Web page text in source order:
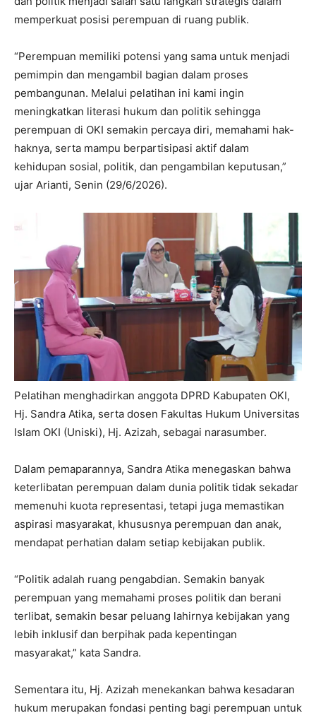
memperkuat posisi perempuan di ruang publik.
“Perempuan memiliki potensi yang sama untuk menjadi
pemimpin dan mengambil bagian dalam proses
pembangunan. Melalui pelatihan ini kami ingin
meningkatkan literasi hukum dan politik sehingga
perempuan di OKI semakin percaya diri, memahami hak-
haknya, serta mampu berpartisipasi aktif dalam
kehidupan sosial, politik, dan pengambilan keputusan,”
ujar Arianti, Senin (29/6/2026).
Pelatihan menghadirkan anggota DPRD Kabupaten OKI,
Hj. Sandra Atika, serta dosen Fakultas Hukum Universitas
Islam OKI (Uniski), Hj. Azizah, sebagai narasumber.
Dalam pemaparannya, Sandra Atika menegaskan bahwa
keterlibatan perempuan dalam dunia politik tidak sekadar
memenuhi kuota representasi, tetapi juga memastikan
aspirasi masyarakat, khususnya perempuan dan anak,
mendapat perhatian dalam setiap kebijakan publik.
“Politik adalah ruang pengabdian. Semakin banyak
perempuan yang memahami proses politik dan berani
terlibat, semakin besar peluang lahirnya kebijakan yang
lebih inklusif dan berpihak pada kepentingan
masyarakat,” kata Sandra.
Sementara itu, Hj. Azizah menekankan bahwa kesadaran
hukum merupakan fondasi penting bagi perempuan untuk